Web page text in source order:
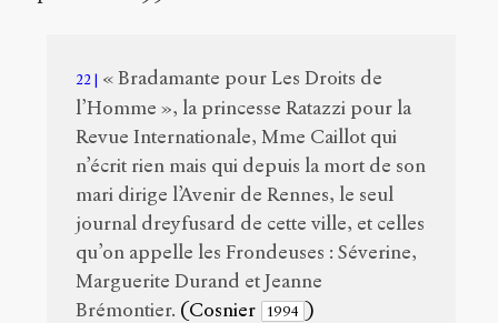
22
« Bradamante pour Les Droits de
l’Homme », la princesse Ratazzi pour la
Revue Internationale, Mme Caillot qui
n’écrit rien mais qui depuis la mort de son
mari dirige l’Avenir de Rennes, le seul
journal dreyfusard de cette ville, et celles
qu’on appelle les Frondeuses : Séverine,
Marguerite Durand et Jeanne
Brémontier. (Cosnier 1994 )